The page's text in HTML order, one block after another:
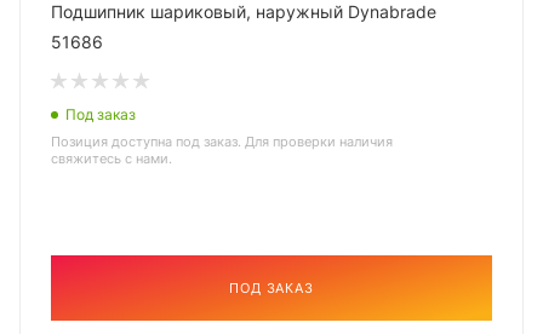
Подшипник шариковый, наружный Dynabrade
51686
Под заказ
Позиция доступна под заказ. Для проверки наличия
свяжитесь с нами.
ПОД ЗАКАЗ